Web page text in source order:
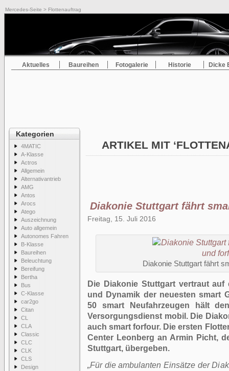
Mercedes-Seite > Flottenauftrag
Aktuelles Baureihen Fotogalerie Historie Dicke
Kategorien
4MATIC
A-Klasse
Actros
Allgemein
Alternativantrieb
AMG
Antos
Arocs
Atego
Auszeichnung
Auto allgemein
Autonomes Fahren
B-Klasse
Baureihen
Beleuchtung
Bereifung
Bertha
Bus
C-Klasse
car2go
Citan
CL
CLA
Classic
CLC
CLK
CLS
Design
ARTIKEL MIT
Diakonie Stuttgart fährt
Freitag, 15. Juli 2016
Diakonie Stuttgart fährt
Die Diakonie Stuttgart vertraut
und Dynamik der neuesten smart
50 smart Neufahrzeugen hält
Versorgungsdienst mobil. Die
auch smart forfour. Die ersten
Center Leonberg an Armin Picht,
Stuttgart, übergeben.
„Für die ambulanten Einsätze der